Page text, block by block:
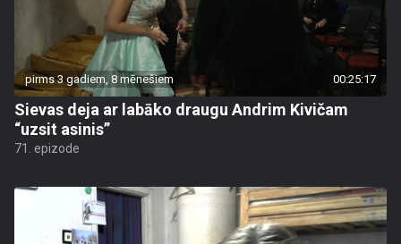
pirms 3 gadiem, 8 mēnešiem 00:25:17
Sievas deja ar labāko draugu Andrim Kivičam
“uzsit asinis”
71. epizode